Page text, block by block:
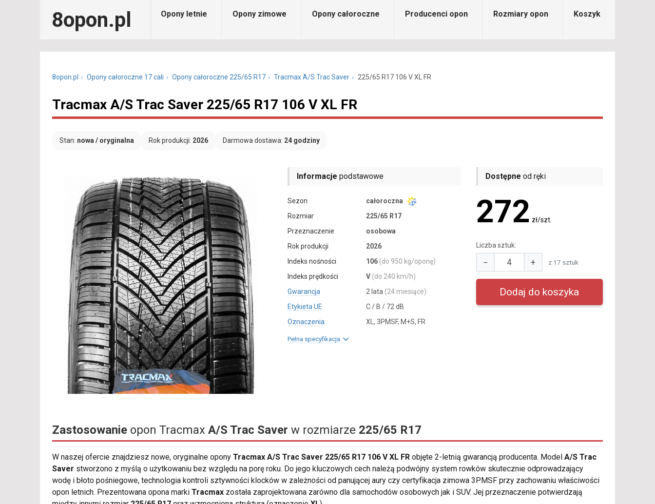
8opon.pl Opony letnie Opony zimowe Opony całoroczne Producenci opon Rozmiary opon Koszyk
8opon.pl Opony całoroczne 17 cali Opony całoroczne 225/65 R17 Tracmax A/S Trac Saver 225/65 R17 106 V XL FR
Tracmax A/S Trac Saver 225/65 R17 106 V XL FR
Stan: nowa / oryginalna Rok produkcji: 2026 Darmowa dostawa: 24 godziny
Informacje podstawowe
Sezon
całoroczna
Rozmiar
225/65 R17
Przeznaczenie
osobowa
Rok produkcji
2026
Indeks nośności
106 (do 950 kg/oponę)
Indeks prędkości
V (do 240 km/h)
Gwarancja
2 lata (24 miesiące)
Etykieta UE
C / B / 72 dB
Oznaczenia
XL, 3PMSF, M+S, FR
Pełna specyfikacja
Dostępne od ręki
272 zł/szt.
Liczba sztuk:
− + z 17 sztuk
Zastosowanie opon Tracmax A/S Trac Saver w rozmiarze 225/65 R17
W naszej ofercie znajdziesz nowe, oryginalne opony Tracmax A/S Trac Saver 225/65 R17 106 V XL FR objęte 2-letnią gwarancją producenta. Model A/S Trac
Saver stworzono z myślą o użytkowaniu bez względu na porę roku. Do jego kluczowych cech należą podwójny system rowków skutecznie odprowadzający
wodę i błoto pośniegowe, technologia kontroli sztywności klocków w zależności od panującej aury czy certyfikacja zimowa 3PMSF przy zachowaniu właściwości
opon letnich. Prezentowana opona marki Tracmax została zaprojektowana zarówno dla samochodów osobowych jak i SUV. Jej przeznaczenie potwierdzają